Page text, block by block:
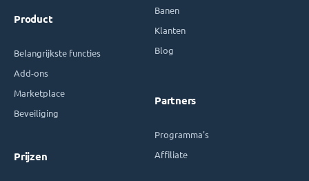
Product
Belangrijkste functies
Add-ons
Marketplace
Beveiliging
Prijzen
Banen
Klanten
Blog
Partners
Programma's
Affiliate